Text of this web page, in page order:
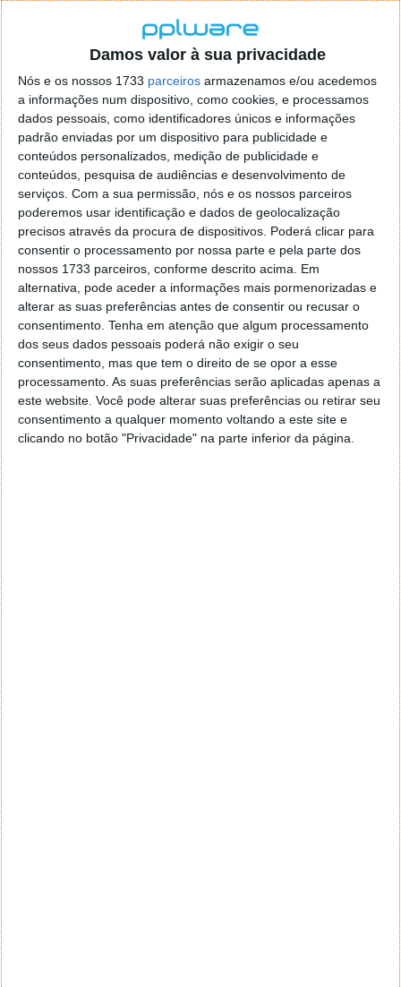
Damos valor à sua privacidade
Nós e os nossos 1733 parceiros armazenamos e/ou acedemos
a informações num dispositivo, como cookies, e processamos
dados pessoais, como identificadores únicos e informações
padrão enviadas por um dispositivo para publicidade e
conteúdos personalizados, medição de publicidade e
conteúdos, pesquisa de audiências e desenvolvimento de
serviços. Com a sua permissão, nós e os nossos parceiros
poderemos usar identificação e dados de geolocalização
precisos através da procura de dispositivos. Poderá clicar para
consentir o processamento por nossa parte e pela parte dos
nossos 1733 parceiros, conforme descrito acima. Em
alternativa, pode aceder a informações mais pormenorizadas e
alterar as suas preferências antes de consentir ou recusar o
consentimento. Tenha em atenção que algum processamento
dos seus dados pessoais poderá não exigir o seu
consentimento, mas que tem o direito de se opor a esse
processamento. As suas preferências serão aplicadas apenas a
este website. Você pode alterar suas preferências ou retirar seu
consentimento a qualquer momento voltando a este site e
clicando no botão "Privacidade" na parte inferior da página.
desinformação, antes que seja demasiado
tarde.
Afirmou Lloyd, garantindo que "a nossa democracia
repousa na sua vontade de agir".
Leia também: